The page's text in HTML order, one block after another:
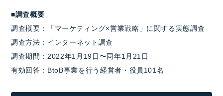
■調査概要
調査概要：「マーケティング×営業戦略」に関する実態調査
調査方法：インターネット調査
調査期間：2022年1月19日〜同年1月21日
有効回答：BtoB事業を行う経営者・役員101名